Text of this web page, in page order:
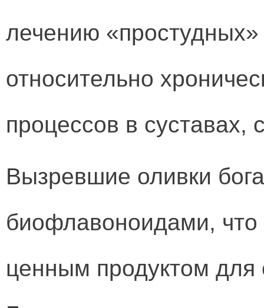
лечению
относительно
процессов в суставах,
Вызревшие оливки
биофлавоноидами, что
ценным продуктом для